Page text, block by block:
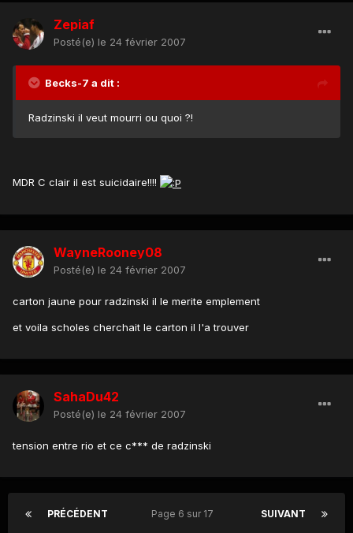
Zepiaf
Posté(e) le 24 février 2007
Becks-7 a dit :
Radzinski il veut mourri ou quoi ?!
MDR C clair il est suicidaire!!!!
WayneRooney08
Posté(e) le 24 février 2007
carton jaune pour radzinski il le merite emplement
et voila scholes cherchait le carton il l'a trouver
SahaDu42
Posté(e) le 24 février 2007
tension entre rio et ce c*** de radzinski
PRÉCÉDENT SUIVANT
Page 6 sur 17